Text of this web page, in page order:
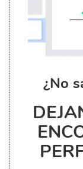
¿No